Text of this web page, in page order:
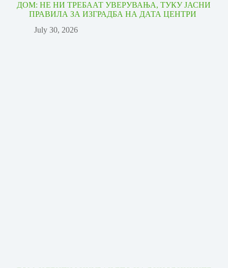
ДОМ: НЕ НИ ТРЕБААТ УВЕРУВАЊА, ТУКУ ЈАСНИ
ПРАВИЛА ЗА ИЗГРАДБА НА ДАТА ЦЕНТРИ
July 30, 2026